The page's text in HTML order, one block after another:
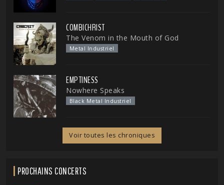
COMBICHRIST
The Venom in the Mouth of God
Metal Industriel
EMPTINESS
Nowhere Speaks
Black Metal Industriel
Voir toutes les chroniques
PROCHAINS CONCERTS